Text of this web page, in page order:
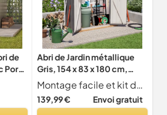
de
Porte
Abri de Jardin métallique
Gris, 154 x 83 x 180 cm,
avec Trous de Ventilation,
Fondation métallique,
Porte verrouillable et
Montage facile et kit de d marrage complet. Syst me d'enfichage intuitif et instructions de montage d taill es inclus tous les outils n cessaires sont fournis ! 4 piquets pour une stabilit optimale et 2 gants de travail robustes garantissent une installation rapide et sans effort.
139,99 € Envoi gratuit